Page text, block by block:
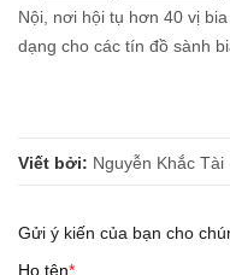
Nội, nơi hội tụ hơn 40 vị
dạng cho các tín đồ sành
Viết bởi: Nguyễn Khắc Tài
Gửi ý kiến của bạn cho
Họ tên